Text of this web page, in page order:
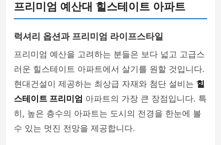
프리미엄 예산대 힐스테이트 아파트
럭셔리 옵션과 프리미엄 라이프스타일
프리미엄 예산을 고려하는 분들은 보다 넓고 고급스
러운 힐스테이트 아파트에서 살기를 원할 것입니다.
현대건설이 제공하는 최상급 자재와 첨단 설비는 힐
스테이트 프리미엄 아파트의 가장 큰 장점입니다. 특
히, 높은 층수의 아파트는 도시의 전경을 한눈에 볼
수 있는 멋진 전망을 제공합니다.